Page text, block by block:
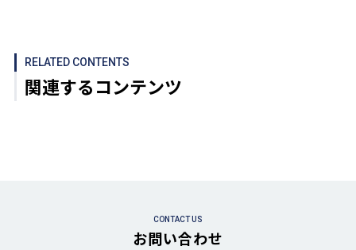
RELATED CONTENTS
関連するコンテンツ
CONTACT US
お問い合わせ